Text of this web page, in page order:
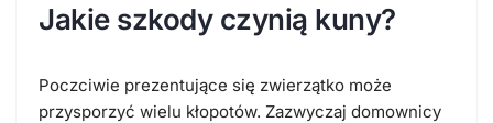
Jakie szkody czynią kuny?
Poczciwie prezentujące się zwierzątko może
przysporzyć wielu kłopotów. Zazwyczaj domownicy